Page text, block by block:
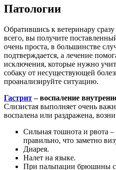
Патологии
Обратившись к ветеринару
всего, вы получите
очень проста, в большинстве
подтверждается, а лечение
исключения, которые нужно
собаку от несуществующей
проанализируйте ситуацию.
Гастрит– воспаление
Слизистая выполняет очень
воспалена или раздражена,
Сильная тошнота и рвота
правильно, что заметно
Диарея.
Налет на языке.
При пальпации брюшины